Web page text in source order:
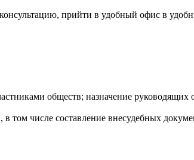
прийти в удобный офис в
обществ; назначение
том числе составление внесудебных